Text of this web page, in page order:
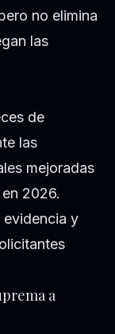
no elimina
las
de
las
mejoradas
2026.
evidencia y
a